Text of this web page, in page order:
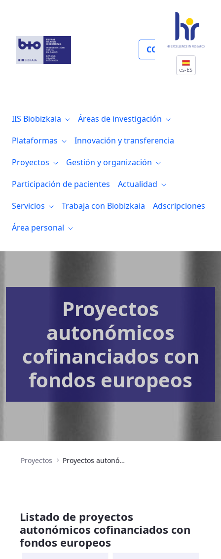
COLABORA
es-ES
IIS Biobizkaia
Áreas de investigación
Plataformas
Innovación y transferencia
Proyectos
Gestión y organización
Participación de pacientes
Actualidad
Servicios
Trabaja con Biobizkaia
Adscripciones
Área personal
Proyectos
autonómicos
cofinanciados con
fondos europeos
Proyectos Proyectos autonómicos cofinanciados con fondos europeos
Listado de proyectos
autonómicos cofinanciados con
fondos europeos